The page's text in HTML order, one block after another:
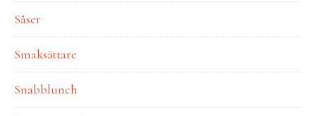
Såser
Smaksättare
Snabblunch